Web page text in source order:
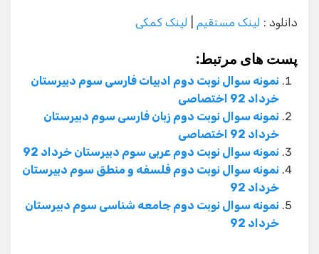
دانلود : لینک مستقیم لینک کمکی
پست های مرتبط:
نمونه سوال نوبت دوم ادبیات فارسی سوم دبیرستان
خرداد 92 اختصاصی
نمونه سوال نوبت دوم زبان فارسی سوم دبیرستان
خرداد 92 اختصاصی
نمونه سوال نوبت دوم عربی سوم دبیرستان خرداد 92
نمونه سوال نوبت دوم فلسفه و منطق سوم دبیرستان
خرداد 92
نمونه سوال نوبت دوم جامعه شناسی سوم دبیرستان
خرداد 92